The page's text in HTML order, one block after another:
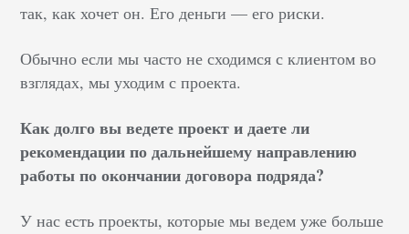
так, как хочет он. Его деньги — его риски.
Обычно если мы часто не сходимся с клиентом во
взглядах, мы уходим с проекта.
Как долго вы ведете проект и даете ли
рекомендации по дальнейшему направлению
работы по окончании договора подряда?
У нас есть проекты, которые мы ведем уже больше